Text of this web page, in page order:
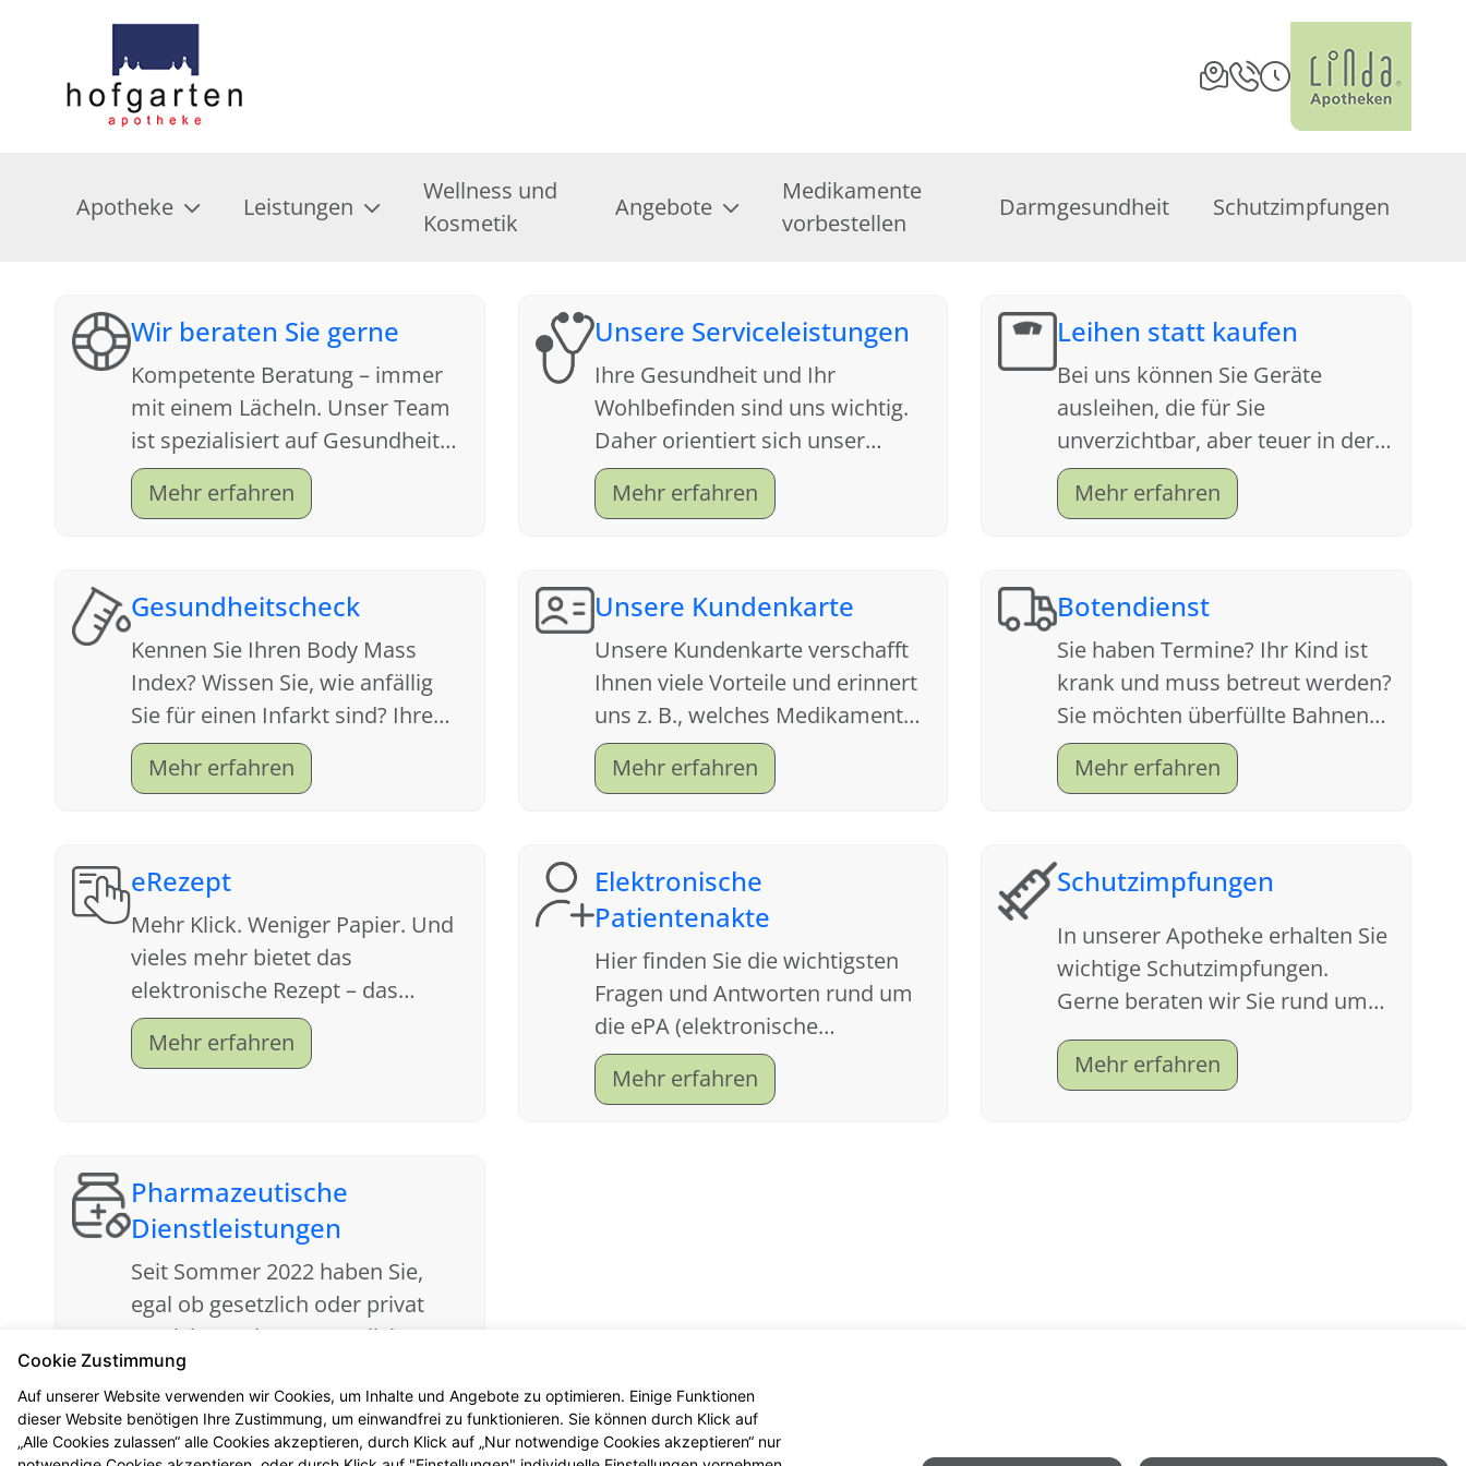
Apotheke Leistungen
Wellness und
Kosmetik
Angebote
Medikamente
vorbestellen
Darmgesundheit Schutzimpfungen
Wir beraten Sie gerne
Kompetente Beratung – immer
mit einem Lächeln. Unser Team
ist spezialisiert auf Gesundheit
und Kundenfreundlichkeit.
Mehr erfahren
Unsere Serviceleistungen
Ihre Gesundheit und Ihr
Wohlbefinden sind uns wichtig.
Daher orientiert sich unser
Service an Ihren Wünschen. Wir
freuen uns auf Ihren Besuch.
Mehr erfahren
Leihen statt kaufen
Bei uns können Sie Geräte
ausleihen, die für Sie
unverzichtbar, aber teuer in der
Anschaffung sind. Sprechen Sie
uns an, wir beraten Sie gern.
Mehr erfahren
Gesundheitscheck
Kennen Sie Ihren Body Mass
Index? Wissen Sie, wie anfällig
Sie für einen Infarkt sind? Ihre
Apotheke ist ein Servicecenter
für Gesundheit. Schauen Sie sich
Mehr erfahren
Unsere Kundenkarte
Unsere Kundenkarte verschafft
Ihnen viele Vorteile und erinnert
uns z. B., welches Medikament
Ihnen letztes Jahr bei der Grippe
geholfen hat.
Mehr erfahren
Botendienst
Sie haben Termine? Ihr Kind ist
krank und muss betreut werden?
Sie möchten überfüllte Bahnen
meiden und sich die
nervenzehrende Parkplatzsuche
Mehr erfahren
eRezept
Mehr Klick. Weniger Papier. Und
vieles mehr bietet das
elektronische Rezept – das
sogenannte eRezept. Lesen Sie
gerne unsere für Sie erstellten
Mehr erfahren
Elektronische
Patientenakte
Hier finden Sie die wichtigsten
Fragen und Antworten rund um
die ePA (elektronische
Patientenakte).
Mehr erfahren
Schutzimpfungen
In unserer Apotheke erhalten Sie
wichtige Schutzimpfungen.
Gerne beraten wir Sie rund um
das Thema Impfungen und
impfen Sie gegen Grippe
(Influenza) und Corona (COVID-
Mehr erfahren
Pharmazeutische
Dienstleistungen
Seit Sommer 2022 haben Sie,
egal ob gesetzlich oder privat
versichert, einen gesetzlichen
Anspruch auf neue
pharmazeutische
Dienstleistungen. Hier finden Sie
Mehr erfahren
Cookie Zustimmung
Auf unserer Website verwenden wir Cookies, um Inhalte und Angebote zu optimieren. Einige Funktionen
dieser Website benötigen Ihre Zustimmung, um einwandfrei zu funktionieren. Sie können durch Klick auf
„Alle Cookies zulassen“ alle Cookies akzeptieren, durch Klick auf „Nur notwendige Cookies akzeptieren“ nur